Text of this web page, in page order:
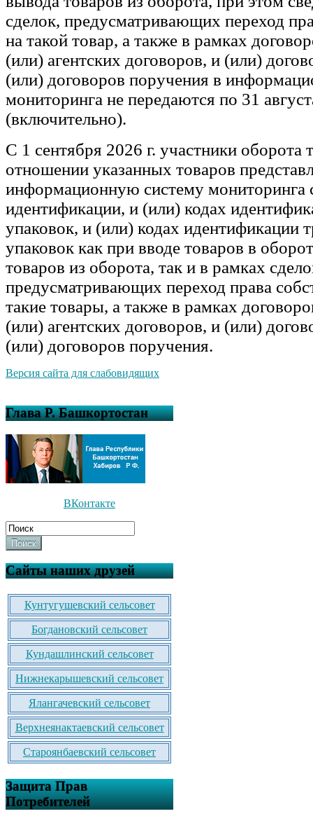
сделок, предусматривающих переход
на такой товар, а также в рамках
(или) агентских договоров, и (или)
(или) договоров поручения в
мониторинга не передаются по 31
(включительно).
С 1 сентября 2026 г. участники оборота
отношении указанных товаров
информационную систему мониторинга
идентификации, и (или) кодах
упаковок, и (или) кодах идентификации
упаковок как при вводе товаров в
товаров из оборота, так и в рамках
предусматривающих переход права
такие товары, а также в рамках
(или) агентских договоров, и (или)
(или) договоров поручения.
Версия сайта для слабовидящих
Глава Р. Башкортостан
ВКонтакте
Поиск
Сайты наших друзей
Кунтугушевский сельсовет
Богдановский сельсовет
Кундашлинский сельсовет
Нижнекарышевский сельсовет
Ялангачевский сельсовет
Верхнеянактаевский сельсовет
Староянбаевский сельсовет
Защита Прав
Потребителей